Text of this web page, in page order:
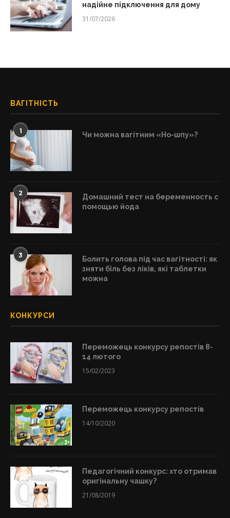
надійне підключення для дому
31/07/2026
ВАГІТНІСТЬ
1 Чи можна вагітним «Но-шпу»?
2
Домашний тест на беременность с
помощью йода
3
Болить голова під час вагітності: як
зняти біль без ліків, які таблетки
можна
КОНКУРСИ
Переможець конкурсу репостів 8-
14 лютого
15/02/2023
Переможець конкурсу репостів
14/10/2020
Педагогічний конкурс: хто отримав
оригінальну чашку?
21/08/2019